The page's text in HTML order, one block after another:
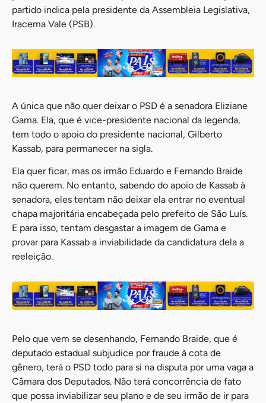
partido indica pela presidente da Assembleia Legislativa,
Iracema Vale (PSB).
A única que não quer deixar o PSD é a senadora Eliziane
Gama. Ela, que é vice-presidente nacional da legenda,
tem todo o apoio do presidente nacional, Gilberto
Kassab, para permanecer na sigla.
Ela quer ficar, mas os irmão Eduardo e Fernando Braide
não querem. No entanto, sabendo do apoio de Kassab à
senadora, eles tentam não deixar ela entrar no eventual
chapa majoritária encabeçada pelo prefeito de São Luís.
E para isso, tentam desgastar a imagem de Gama e
provar para Kassab a inviabilidade da candidatura dela a
reeleição.
Pelo que vem se desenhando, Fernando Braide, que é
deputado estadual subjudice por fraude à cota de
gênero, terá o PSD todo para si na disputa por uma vaga a
Câmara dos Deputados. Não terá concorrência de fato
que possa inviabilizar seu plano e de seu irmão de ir para